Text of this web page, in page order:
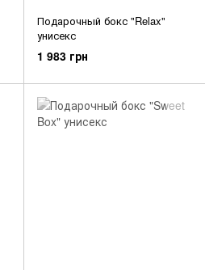
Подарочный бокс "Relax"
унисекс
1 983 грн